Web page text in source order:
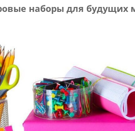
наборы для будущих